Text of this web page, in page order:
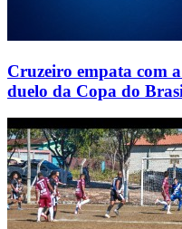
Cruzeiro empata com
duelo da Copa do